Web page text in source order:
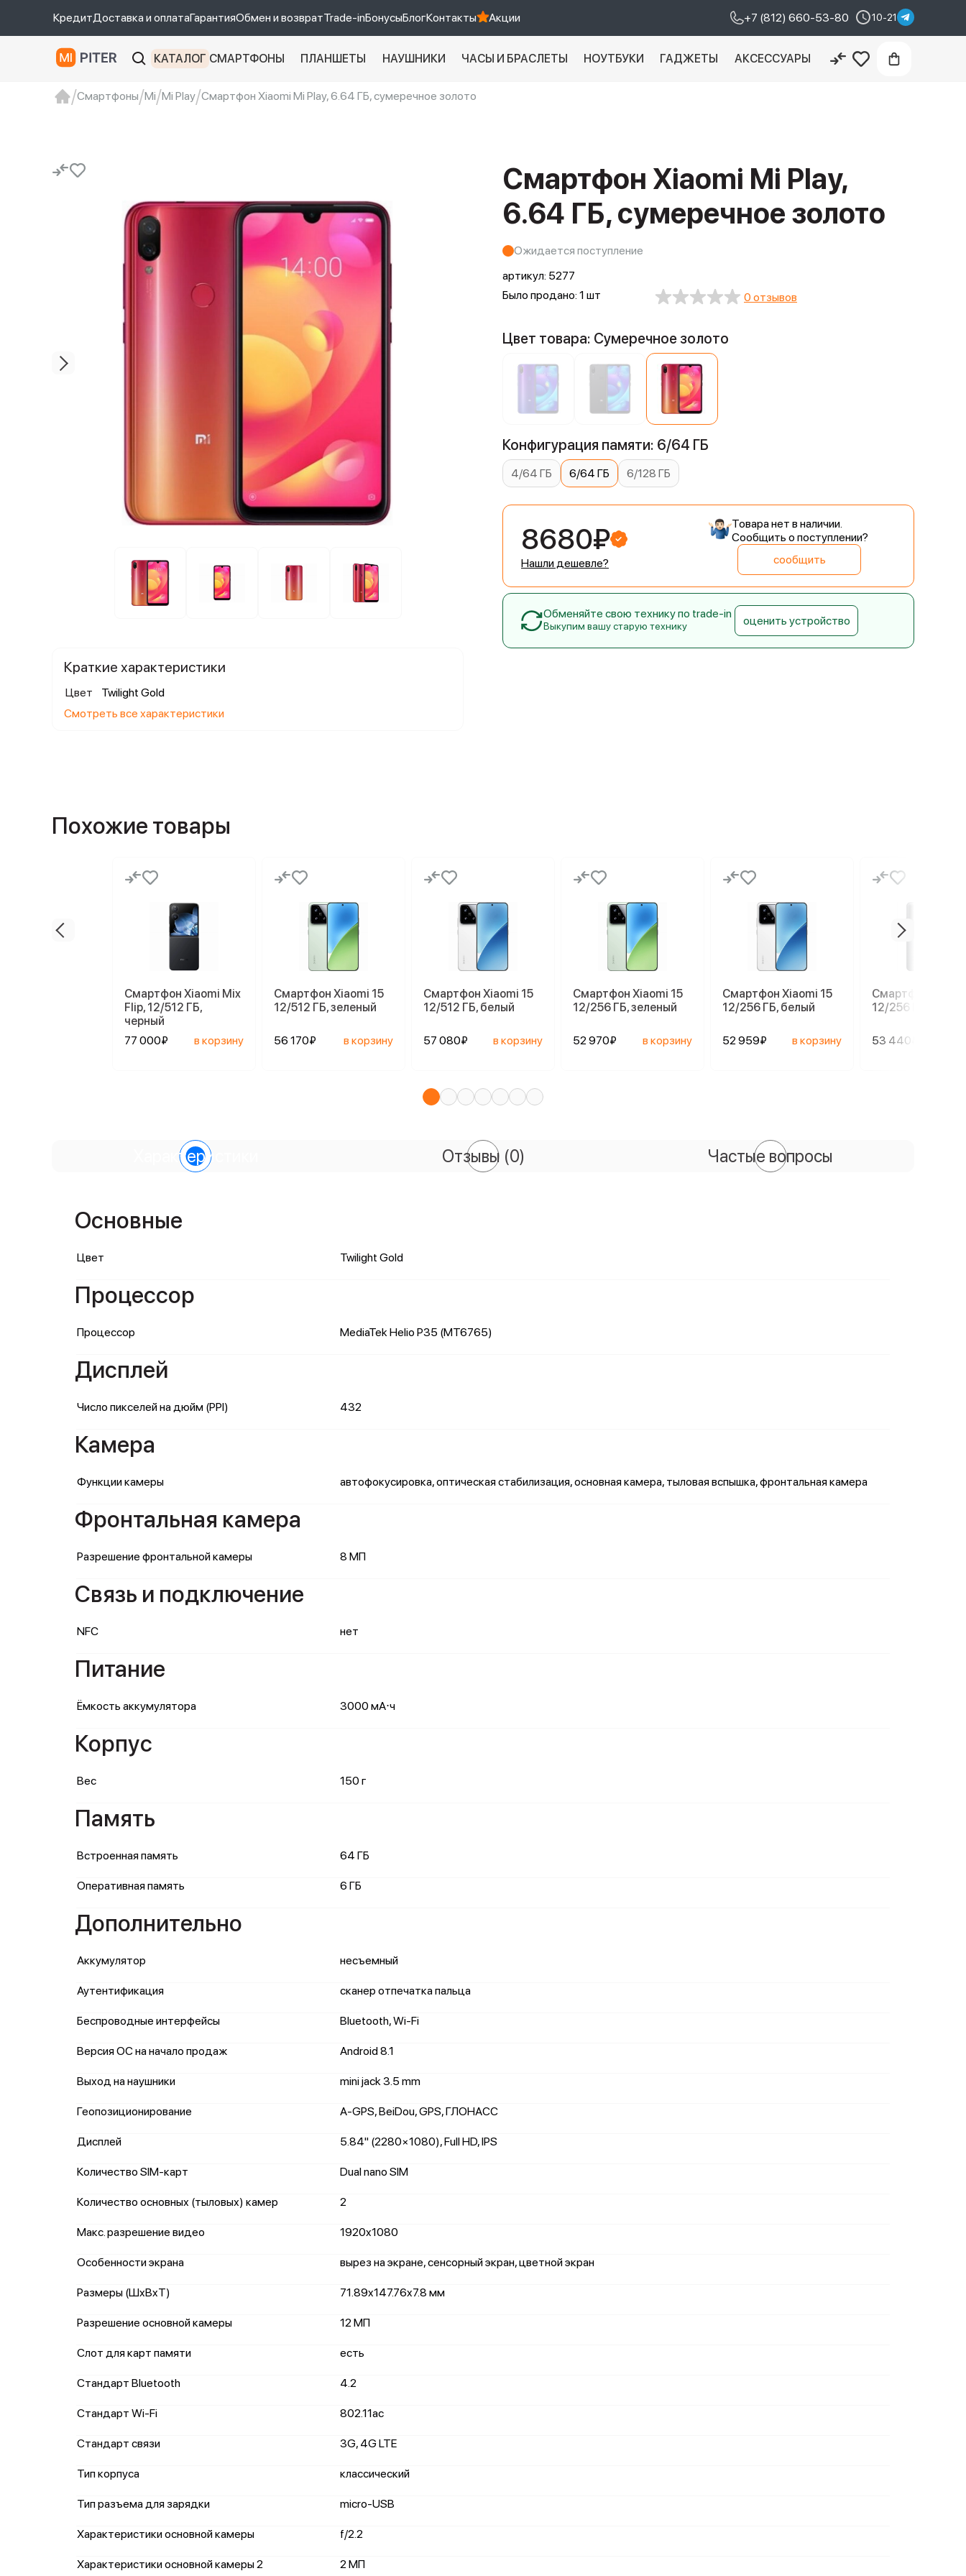
КредитДоставка и оплатаГарантияОбмен и возвратTrade-inБонусыБлогКонтакты Акции +7 (812) 660-53-80 10-21
КАТАЛОГ СМАРТФОНЫ ПЛАНШЕТЫ НАУШНИКИ ЧАСЫ И БРАСЛЕТЫ НОУТБУКИ ГАДЖЕТЫ АКСЕССУАРЫ
Смартфоны Mi Mi Play Смартфон Xiaomi Mi Play, 6.64 ГБ, сумеречное золото
Смартфон Xiaomi Mi Play,
6.64 ГБ, сумеречное золото
Ожидается поступление
артикул: 5277
Было продано: 1 шт
0 отзывов
Краткие характеристики
Цвет
Twilight Gold
Смотреть все характеристики
Цвет товара: Сумеречное золото
Конфигурация памяти: 6/64 ГБ
4/64 ГБ 6/64 ГБ 6/128 ГБ
8680₽
Нашли дешевле?
Товара нет в наличии.
Сообщить о поступлении?
сообщить
Обменяйте свою технику по trade-in
Выкупим вашу старую технику оценить устройство
Похожие товары
Смартфон Xiaomi Mix
Flip, 12/512 ГБ,
черный
77 000₽
в корзину
Смартфон Xiaomi 15
12/512 ГБ, зеленый
56 170₽ в корзину
Смартфон Xiaomi 15
12/512 ГБ, белый
57 080₽ в корзину
Смартфон Xiaomi 15
12/256 ГБ, зеленый
52 970₽ в корзину
Смартфон Xiaomi 15
12/256 ГБ, белый
52 959₽ в корзину
Смартфон
12/256 ГБ,
53 440₽
Характеристики Отзывы (0) Частые вопросы
Основные
Цвет Twilight Gold
Процессор
Процессор MediaTek Helio P35 (MT6765)
Дисплей
Число пикселей на дюйм (PPI) 432
Камера
Функции камеры автофокусировка, оптическая стабилизация, основная камера, тыловая вспышка, фронтальная камера
Фронтальная камера
Разрешение фронтальной камеры 8 МП
Связь и подключение
NFC нет
Питание
Ёмкость аккумулятора 3000 мА⋅ч
Корпус
Вес 150 г
Память
Встроенная память 64 ГБ
Оперативная память 6 ГБ
Дополнительно
Аккумулятор несъемный
Аутентификация сканер отпечатка пальца
Беспроводные интерфейсы Bluetooth, Wi-Fi
Версия ОС на начало продаж Android 8.1
Выход на наушники mini jack 3.5 mm
Геопозиционирование A-GPS, BeiDou, GPS, ГЛОНАСС
Дисплей 5.84" (2280×1080), Full HD, IPS
Количество SIM-карт Dual nano SIM
Количество основных (тыловых) камер 2
Макс. разрешение видео 1920x1080
Особенности экрана вырез на экране, сенсорный экран, цветной экран
Размеры (ШxВxТ) 71.89x147.76x7.8 мм
Разрешение основной камеры 12 МП
Слот для карт памяти есть
Стандарт Bluetooth 4.2
Стандарт Wi-Fi 802.11ac
Стандарт связи 3G, 4G LTE
Тип корпуса классический
Тип разъема для зарядки micro-USB
Характеристики основной камеры f/2.2
Характеристики основной камеры 2 2 МП